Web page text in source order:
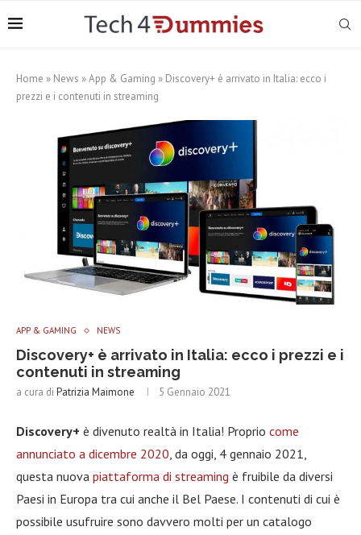
Home » News »App & Gaming » Discovery+ è arrivato in Italia: ecco i
prezzi e i contenuti in streaming
APP & GAMING NEWS
Discovery+ è arrivato in Italia: ecco i prezzi e i
contenuti in streaming
a cura di Patrizia Maimone 5 Gennaio 2021
Discovery+ è divenuto realtà in Italia! Proprio come
annunciato a dicembre 2020, da oggi, 4 gennaio 2021,
questa nuova piattaforma di streaming è fruibile da diversi
Paesi in Europa tra cui anche il Bel Paese. I contenuti di cui è
possibile usufruire sono davvero molti per un catalogo